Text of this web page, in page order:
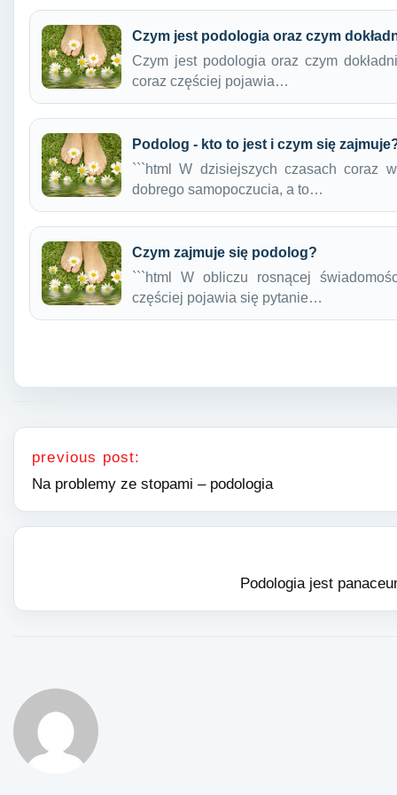
Czym jest podologia oraz czym
Czym jest podologia oraz czym
coraz częściej pojawia…
Podolog - kto to jest i czym się
```html W dzisiejszych czasach coraz
dobrego samopoczucia, a to…
Czym zajmuje się podolog?
```html W obliczu rosnącej
częściej pojawia się pytanie…
Nawigacja wpisu
previous post:
Na problemy ze stopami – podologia
Podologia jest